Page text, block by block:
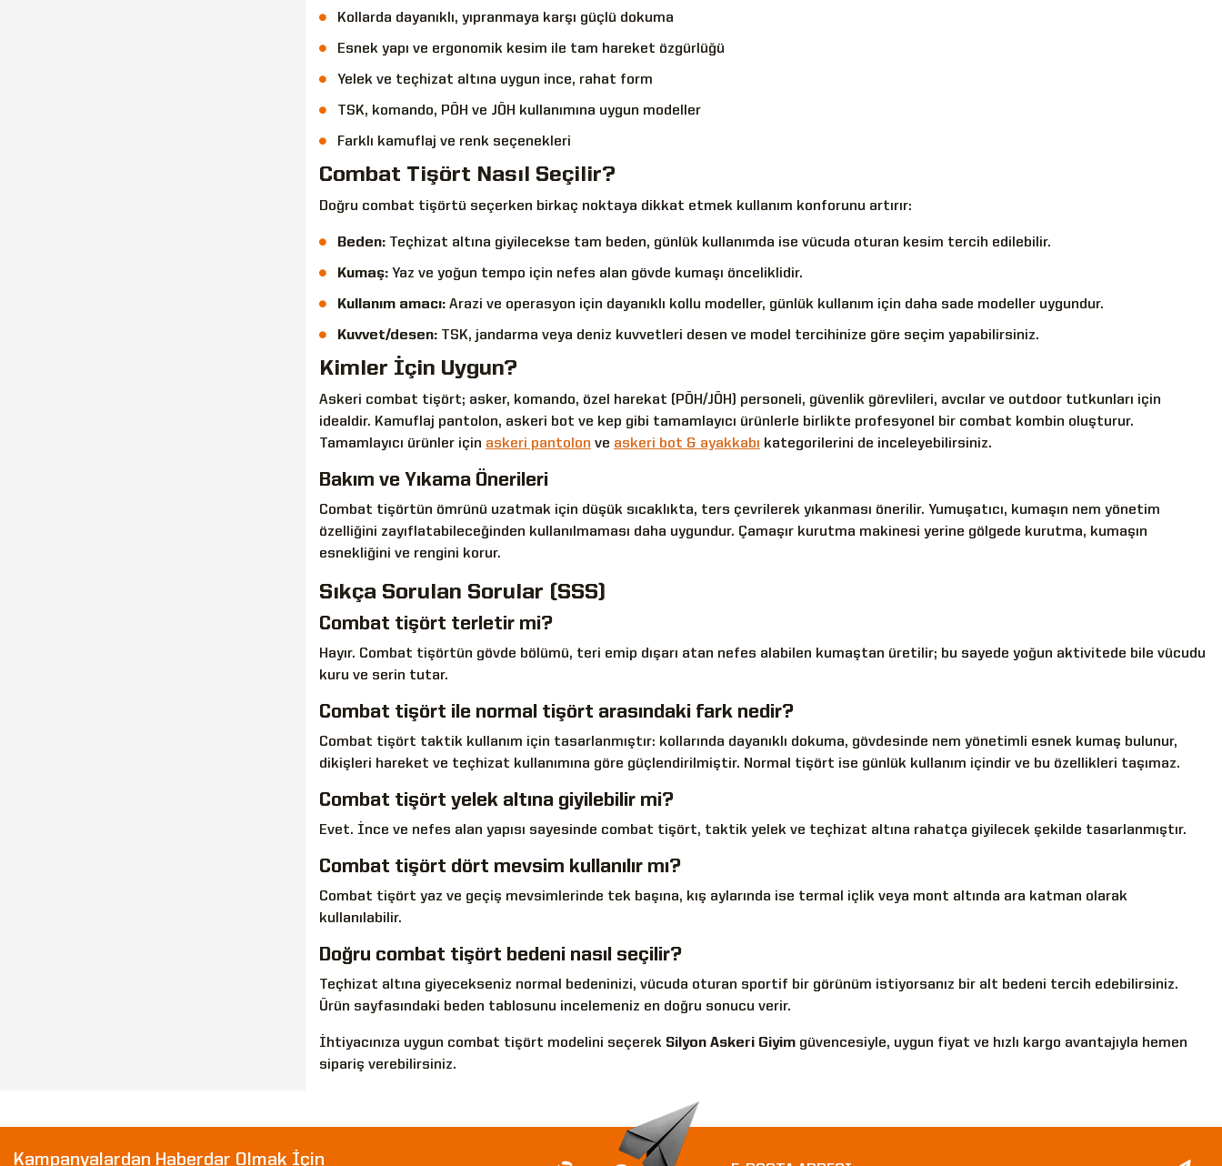
Kollarda dayanıklı, yıpranmaya karşı güçlü dokuma
Esnek yapı ve ergonomik kesim ile tam hareket özgürlüğü
Yelek ve teçhizat altına uygun ince, rahat form
TSK, komando, PÖH ve JÖH kullanımına uygun modeller
Farklı kamuflaj ve renk seçenekleri
Combat Tişört Nasıl Seçilir?
Doğru combat tişörtü seçerken birkaç noktaya dikkat etmek kullanım konforunu artırır:
Beden: Teçhizat altına giyilecekse tam beden, günlük kullanımda ise vücuda oturan kesim tercih edilebilir.
Kumaş: Yaz ve yoğun tempo için nefes alan gövde kumaşı önceliklidir.
Kullanım amacı: Arazi ve operasyon için dayanıklı kollu modeller, günlük kullanım için daha sade modeller uygundur.
Kuvvet/desen: TSK, jandarma veya deniz kuvvetleri desen ve model tercihinize göre seçim yapabilirsiniz.
Kimler İçin Uygun?
Askeri combat tişört; asker, komando, özel harekat (PÖH/JÖH) personeli, güvenlik görevlileri, avcılar ve outdoor tutkunları için
idealdir. Kamuflaj pantolon, askeri bot ve kep gibi tamamlayıcı ürünlerle birlikte profesyonel bir combat kombin oluşturur.
Tamamlayıcı ürünler için askeri pantolon ve askeri bot & ayakkabı kategorilerini de inceleyebilirsiniz.
Bakım ve Yıkama Önerileri
Combat tişörtün ömrünü uzatmak için düşük sıcaklıkta, ters çevrilerek yıkanması önerilir. Yumuşatıcı, kumaşın nem yönetim
özelliğini zayıflatabileceğinden kullanılmaması daha uygundur. Çamaşır kurutma makinesi yerine gölgede kurutma, kumaşın
esnekliğini ve rengini korur.
Sıkça Sorulan Sorular (SSS)
Combat tişört terletir mi?
Hayır. Combat tişörtün gövde bölümü, teri emip dışarı atan nefes alabilen kumaştan üretilir; bu sayede yoğun aktivitede bile vücudu
kuru ve serin tutar.
Combat tişört ile normal tişört arasındaki fark nedir?
Combat tişört taktik kullanım için tasarlanmıştır: kollarında dayanıklı dokuma, gövdesinde nem yönetimli esnek kumaş bulunur,
dikişleri hareket ve teçhizat kullanımına göre güçlendirilmiştir. Normal tişört ise günlük kullanım içindir ve bu özellikleri taşımaz.
Combat tişört yelek altına giyilebilir mi?
Evet. İnce ve nefes alan yapısı sayesinde combat tişört, taktik yelek ve teçhizat altına rahatça giyilecek şekilde tasarlanmıştır.
Combat tişört dört mevsim kullanılır mı?
Combat tişört yaz ve geçiş mevsimlerinde tek başına, kış aylarında ise termal içlik veya mont altında ara katman olarak
kullanılabilir.
Doğru combat tişört bedeni nasıl seçilir?
Teçhizat altına giyecekseniz normal bedeninizi, vücuda oturan sportif bir görünüm istiyorsanız bir alt bedeni tercih edebilirsiniz.
Ürün sayfasındaki beden tablosunu incelemeniz en doğru sonucu verir.
İhtiyacınıza uygun combat tişört modelini seçerek Silyon Askeri Giyim güvencesiyle, uygun fiyat ve hızlı kargo avantajıyla hemen
sipariş verebilirsiniz.
Kampanyalardan Haberdar Olmak İçin